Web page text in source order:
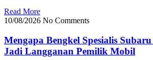
Read More
10/08/2026 No Comments
Mengapa Bengkel Spesialis
Jadi Langganan Pemilik Mobil